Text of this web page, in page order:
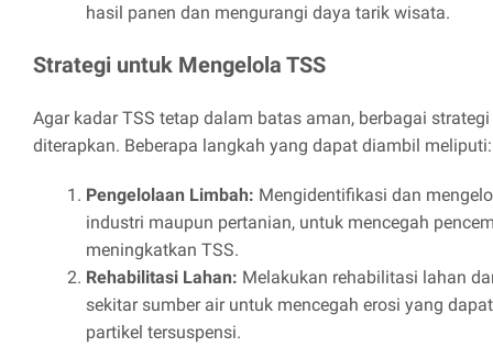
hasil panen dan mengurangi daya tarik wisata.
Strategi untuk Mengelola TSS
Agar kadar TSS tetap dalam batas aman, berbagai
diterapkan. Beberapa langkah yang dapat diambil meliputi:
Pengelolaan Limbah: Mengidentifikasi dan
industri maupun pertanian, untuk mencegah
meningkatkan TSS.
Rehabilitasi Lahan: Melakukan rehabilitasi lahan
sekitar sumber air untuk mencegah erosi yang
partikel tersuspensi.